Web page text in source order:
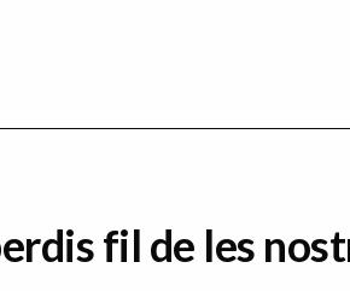
fil de les